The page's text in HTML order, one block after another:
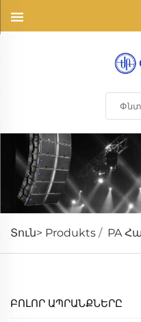
Տուն> Produkts / PA
ԲՈԼՈՐ ԱՊՐԱՆՔՆԵՐԸ